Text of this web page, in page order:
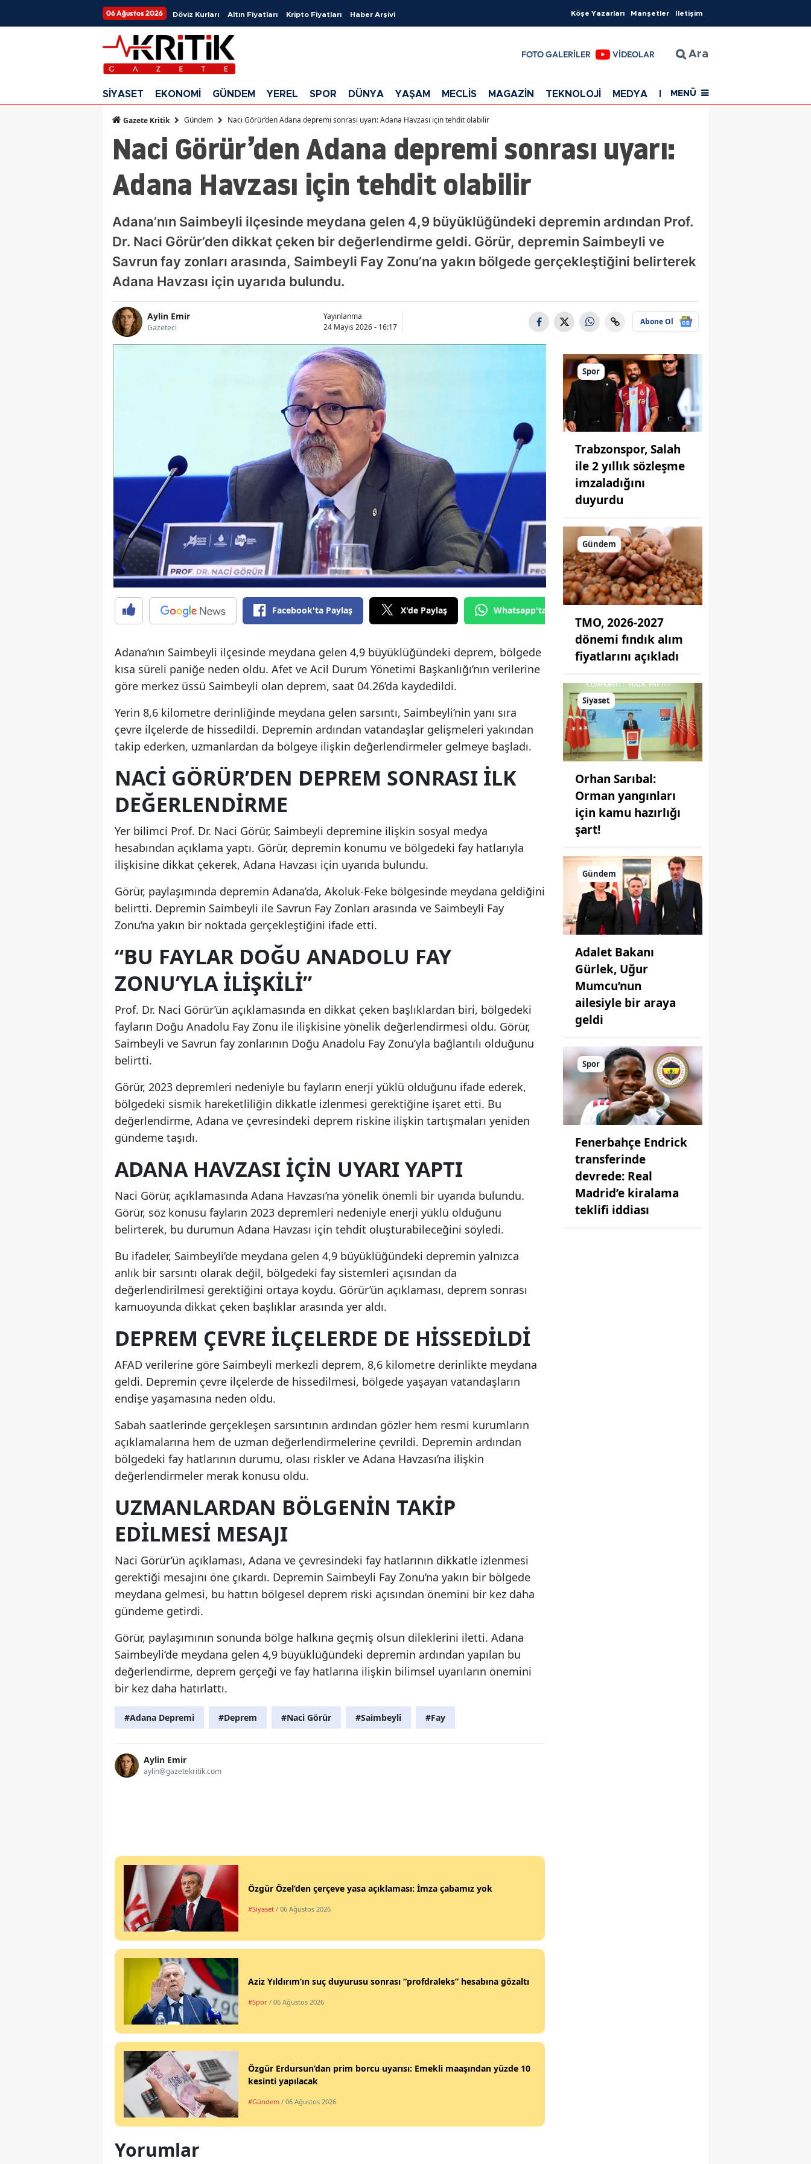
06 Ağustos 2026 Döviz Kurları Altın Fiyatları Kripto Fiyatları Haber Arşivi Köşe Yazarları Manşetler İletişim
FOTO GALERİLER VİDEOLAR Ara
SİYASET EKONOMİ GÜNDEM YEREL SPOR DÜNYA YAŞAM MECLİS MAGAZİN TEKNOLOJİ MEDYA EĞİTİM SAĞLIK
MENÜ
Gazete Kritik Gündem Naci Görür’den Adana depremi sonrası uyarı: Adana Havzası için tehdit olabilir
Naci Görür’den Adana depremi sonrası uyarı:
Adana Havzası için tehdit olabilir
Adana’nın Saimbeyli ilçesinde meydana gelen 4,9 büyüklüğündeki depremin ardından Prof.
Dr. Naci Görür’den dikkat çeken bir değerlendirme geldi. Görür, depremin Saimbeyli ve
Savrun fay zonları arasında, Saimbeyli Fay Zonu’na yakın bölgede gerçekleştiğini belirterek
Adana Havzası için uyarıda bulundu.
Aylin Emir
Gazeteci
Yayınlanma
24 Mayıs 2026 - 16:17
Abone Ol
Facebook'ta Paylaş X'de Paylaş Whatsapp'tan Gönder
Adana’nın Saimbeyli ilçesinde meydana gelen 4,9 büyüklüğündeki deprem, bölgede
kısa süreli paniğe neden oldu. Afet ve Acil Durum Yönetimi Başkanlığı’nın verilerine
göre merkez üssü Saimbeyli olan deprem, saat 04.26’da kaydedildi.
Yerin 8,6 kilometre derinliğinde meydana gelen sarsıntı, Saimbeyli’nin yanı sıra
çevre ilçelerde de hissedildi. Depremin ardından vatandaşlar gelişmeleri yakından
takip ederken, uzmanlardan da bölgeye ilişkin değerlendirmeler gelmeye başladı.
NACI GÖRÜR’DEN DEPREM SONRASI ILK
DEĞERLENDIRME
Yer bilimci Prof. Dr. Naci Görür, Saimbeyli depremine ilişkin sosyal medya
hesabından açıklama yaptı. Görür, depremin konumu ve bölgedeki fay hatlarıyla
ilişkisine dikkat çekerek, Adana Havzası için uyarıda bulundu.
Görür, paylaşımında depremin Adana’da, Akoluk-Feke bölgesinde meydana geldiğini
belirtti. Depremin Saimbeyli ile Savrun Fay Zonları arasında ve Saimbeyli Fay
Zonu’na yakın bir noktada gerçekleştiğini ifade etti.
“BU FAYLAR DOĞU ANADOLU FAY
ZONU’YLA ILIŞKILI”
Prof. Dr. Naci Görür’ün açıklamasında en dikkat çeken başlıklardan biri, bölgedeki
fayların Doğu Anadolu Fay Zonu ile ilişkisine yönelik değerlendirmesi oldu. Görür,
Saimbeyli ve Savrun fay zonlarının Doğu Anadolu Fay Zonu’yla bağlantılı olduğunu
belirtti.
Görür, 2023 depremleri nedeniyle bu fayların enerji yüklü olduğunu ifade ederek,
bölgedeki sismik hareketliliğin dikkatle izlenmesi gerektiğine işaret etti. Bu
değerlendirme, Adana ve çevresindeki deprem riskine ilişkin tartışmaları yeniden
gündeme taşıdı.
ADANA HAVZASI IÇIN UYARI YAPTI
Naci Görür, açıklamasında Adana Havzası’na yönelik önemli bir uyarıda bulundu.
Görür, söz konusu fayların 2023 depremleri nedeniyle enerji yüklü olduğunu
belirterek, bu durumun Adana Havzası için tehdit oluşturabileceğini söyledi.
Bu ifadeler, Saimbeyli’de meydana gelen 4,9 büyüklüğündeki depremin yalnızca
anlık bir sarsıntı olarak değil, bölgedeki fay sistemleri açısından da
değerlendirilmesi gerektiğini ortaya koydu. Görür’ün açıklaması, deprem sonrası
kamuoyunda dikkat çeken başlıklar arasında yer aldı.
DEPREM ÇEVRE ILÇELERDE DE HISSEDILDI
AFAD verilerine göre Saimbeyli merkezli deprem, 8,6 kilometre derinlikte meydana
geldi. Depremin çevre ilçelerde de hissedilmesi, bölgede yaşayan vatandaşların
endişe yaşamasına neden oldu.
Sabah saatlerinde gerçekleşen sarsıntının ardından gözler hem resmi kurumların
açıklamalarına hem de uzman değerlendirmelerine çevrildi. Depremin ardından
bölgedeki fay hatlarının durumu, olası riskler ve Adana Havzası’na ilişkin
değerlendirmeler merak konusu oldu.
UZMANLARDAN BÖLGENIN TAKIP
EDILMESI MESAJI
Naci Görür’ün açıklaması, Adana ve çevresindeki fay hatlarının dikkatle izlenmesi
gerektiği mesajını öne çıkardı. Depremin Saimbeyli Fay Zonu’na yakın bir bölgede
meydana gelmesi, bu hattın bölgesel deprem riski açısından önemini bir kez daha
gündeme getirdi.
Görür, paylaşımının sonunda bölge halkına geçmiş olsun dileklerini iletti. Adana
Saimbeyli’de meydana gelen 4,9 büyüklüğündeki depremin ardından yapılan bu
değerlendirme, deprem gerçeği ve fay hatlarına ilişkin bilimsel uyarıların önemini
bir kez daha hatırlattı.
#Adana Depremi #Deprem #Naci Görür #Saimbeyli #Fay
Aylin Emir
aylin@gazetekritik.com
Özgür Özel’den çerçeve yasa açıklaması: İmza çabamız yok
#Siyaset / 06 Ağustos 2026
Aziz Yıldırım’ın suç duyurusu sonrası “profdraleks” hesabına gözaltı
#Spor / 06 Ağustos 2026
Özgür Erdursun’dan prim borcu uyarısı: Emekli maaşından yüzde 10
kesinti yapılacak
#Gündem / 06 Ağustos 2026
Yorumlar
Spor
Trabzonspor, Salah
ile 2 yıllık sözleşme
imzaladığını
duyurdu
Gündem
TMO, 2026-2027
dönemi fındık alım
fiyatlarını açıkladı
Siyaset
Orhan Sarıbal:
Orman yangınları
için kamu hazırlığı
şart!
Gündem
Adalet Bakanı
Gürlek, Uğur
Mumcu’nun
ailesiyle bir araya
geldi
Spor
Fenerbahçe Endrick
transferinde
devrede: Real
Madrid’e kiralama
teklifi iddiası